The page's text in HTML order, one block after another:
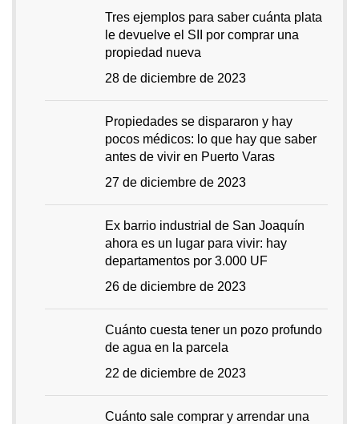
Tres ejemplos para saber cuánta plata
le devuelve el SII por comprar una
propiedad nueva
28 de diciembre de 2023
Propiedades se dispararon y hay
pocos médicos: lo que hay que saber
antes de vivir en Puerto Varas
27 de diciembre de 2023
Ex barrio industrial de San Joaquín
ahora es un lugar para vivir: hay
departamentos por 3.000 UF
26 de diciembre de 2023
Cuánto cuesta tener un pozo profundo
de agua en la parcela
22 de diciembre de 2023
Cuánto sale comprar y arrendar una